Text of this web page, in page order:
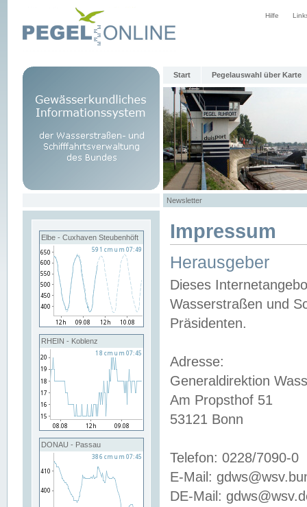
Hilfe
Start Pegelauswahl über Karte
Newsletter
Elbe - Cuxhaven Steubenhöft
RHEIN - Koblenz
DONAU - Passau
Impressum
Herausgeber
Dieses
Wasserstraßen und
Präsidenten.
Adresse:
Generaldirektion
Am Propsthof 51
53121 Bonn
Telefon: 0228/7090-0
E-Mail:
DE-Mail: